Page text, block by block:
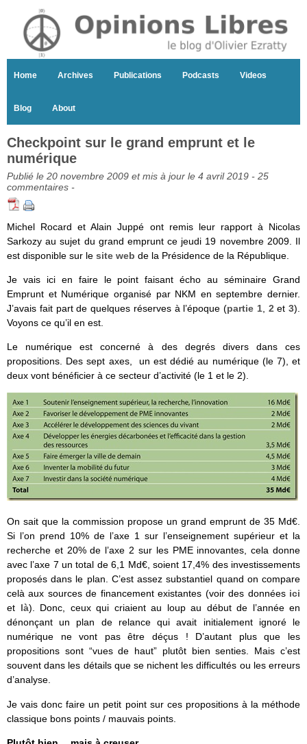
Home Archives Publications Podcasts Videos
Blog About
Checkpoint sur le grand emprunt et le
numérique
Publié le 20 novembre 2009 et mis à jour le 4 avril 2019 - 25
commentaires -
Michel Rocard et Alain Juppé ont remis leur rapport à Nicolas
Sarkozy au sujet du grand emprunt ce jeudi 19 novembre 2009. Il
est disponible sur le site web de la Présidence de la République.
Je vais ici en faire le point faisant écho au séminaire Grand
Emprunt et Numérique organisé par NKM en septembre dernier.
J’avais fait part de quelques réserves à l’époque (partie 1, 2 et 3).
Voyons ce qu’il en est.
Le numérique est concerné à des degrés divers dans ces
propositions. Des sept axes, un est dédié au numérique (le 7), et
deux vont bénéficier à ce secteur d’activité (le 1 et le 2).
On sait que la commission propose un grand emprunt de 35 Md€.
Si l’on prend 10% de l’axe 1 sur l’enseignement supérieur et la
recherche et 20% de l’axe 2 sur les PME innovantes, cela donne
avec l’axe 7 un total de 6,1 Md€, soient 17,4% des investissements
proposés dans le plan. C’est assez substantiel quand on compare
celà aux sources de financement existantes (voir des données ici
et là). Donc, ceux qui criaient au loup au début de l’année en
dénonçant un plan de relance qui avait initialement ignoré le
numérique ne vont pas être déçus ! D’autant plus que les
propositions sont “vues de haut” plutôt bien senties. Mais c’est
souvent dans les détails que se nichent les difficultés ou les erreurs
d’analyse.
Je vais donc faire un petit point sur ces propositions à la méthode
classique bons points / mauvais points.